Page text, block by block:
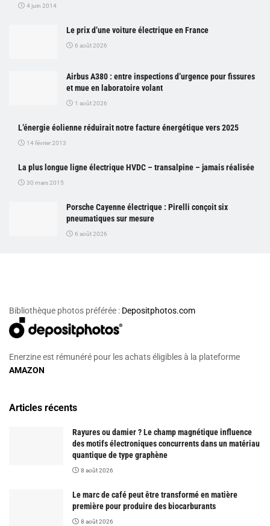
4 juin 2014
Le prix d’une voiture électrique en France
6 août 2026
Airbus A380 : entre inspections d’urgence pour fissures
et mue en laboratoire volant
1 août 2026
L’énergie éolienne réduirait notre facture énergétique vers 2025
14 février 2013
La plus longue ligne électrique HVDC – transalpine – jamais réalisée
30 mars 2015
Porsche Cayenne électrique : Pirelli conçoit six
pneumatiques sur mesure
6 août 2026
Bibliothèque photos préférée : Depositphotos.com
Enerzine est rémunéré pour les achats éligibles à la plateforme
AMAZON
Articles récents
Rayures ou damier ? Le champ magnétique influence
des motifs électroniques concurrents dans un matériau
quantique de type graphène
8 août 2026
Le marc de café peut être transformé en matière
première pour produire des biocarburants
8 août 2026